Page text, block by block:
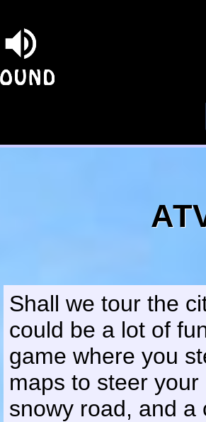
Shall we tour the
could be a lot of
game where you
maps to steer
snowy road, and a